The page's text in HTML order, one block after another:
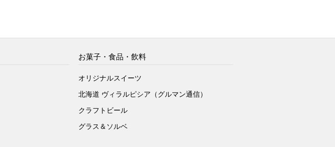
お菓子・食品・飲料
オリジナルスイーツ
北海道 ヴィラルピシア（グルマン通信）
クラフトビール
グラス＆ソルベ